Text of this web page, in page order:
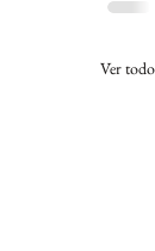
Ver todo